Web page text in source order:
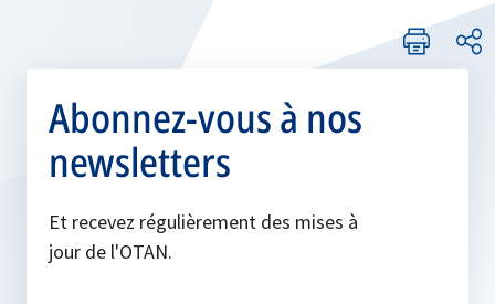
Abonnez-vous à nos
newsletters
Et recevez régulièrement des mises à
jour de l'OTAN.